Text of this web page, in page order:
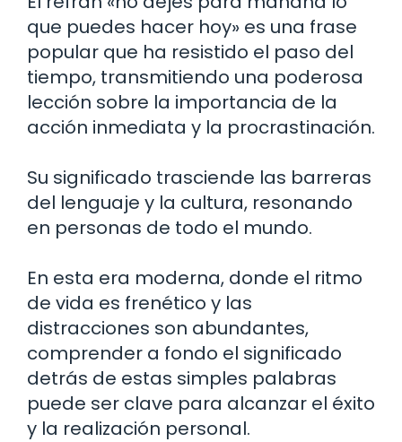
que puedes hacer hoy» es una frase
popular que ha resistido el paso del
tiempo, transmitiendo una poderosa
lección sobre la importancia de la
acción inmediata y la procrastinación.
Su significado trasciende las barreras
del lenguaje y la cultura, resonando
en personas de todo el mundo.
En esta era moderna, donde el ritmo
de vida es frenético y las
distracciones son abundantes,
comprender a fondo el significado
detrás de estas simples palabras
puede ser clave para alcanzar el éxito
y la realización personal.